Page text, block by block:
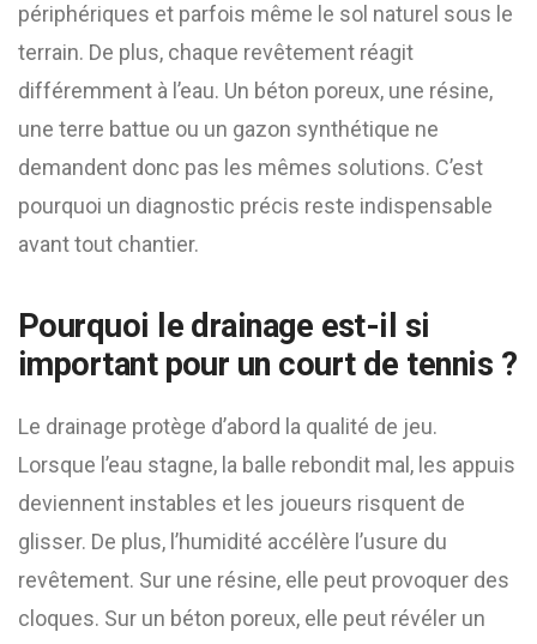
périphériques et parfois même le sol naturel sous le
terrain. De plus, chaque revêtement réagit
différemment à l’eau. Un béton poreux, une résine,
une terre battue ou un gazon synthétique ne
demandent donc pas les mêmes solutions. C’est
pourquoi un diagnostic précis reste indispensable
avant tout chantier.
Pourquoi le drainage est-il si
important pour un court de tennis ?
Le drainage protège d’abord la qualité de jeu.
Lorsque l’eau stagne, la balle rebondit mal, les appuis
deviennent instables et les joueurs risquent de
glisser. De plus, l’humidité accélère l’usure du
revêtement. Sur une résine, elle peut provoquer des
cloques. Sur un béton poreux, elle peut révéler un